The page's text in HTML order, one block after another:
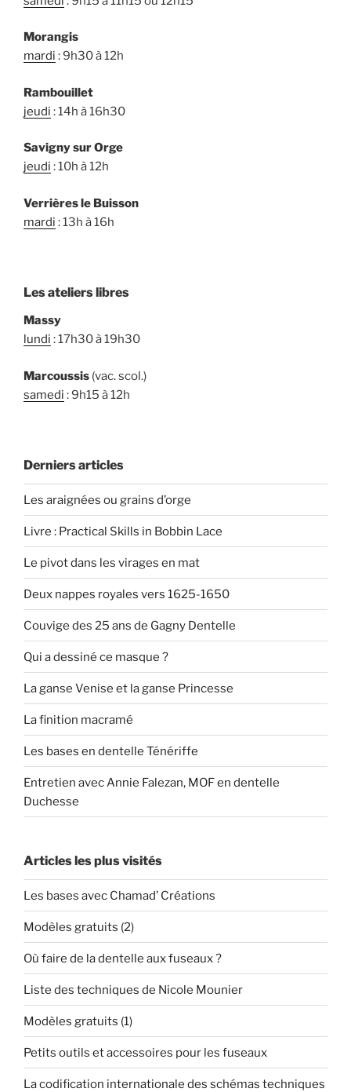
Morangis
mardi : 9h30 à 12h
Rambouillet
jeudi : 14h à 16h30
Savigny sur Orge
jeudi : 10h à 12h
Verrières le Buisson
mardi : 13h à 16h
Les ateliers libres
Massy
lundi : 17h30 à 19h30
Marcoussis (vac. scol.)
samedi : 9h15 à 12h
Derniers articles
Les araignées ou grains d’orge
Livre : Practical Skills in Bobbin Lace
Le pivot dans les virages en mat
Deux nappes royales vers 1625-1650
Couvige des 25 ans de Gagny Dentelle
Qui a dessiné ce masque ?
La ganse Venise et la ganse Princesse
La finition macramé
Les bases en dentelle Ténériffe
Entretien avec Annie Falezan, MOF en dentelle
Duchesse
Articles les plus visités
Les bases avec Chamad’ Créations
Modèles gratuits (2)
Où faire de la dentelle aux fuseaux ?
Liste des techniques de Nicole Mounier
Modèles gratuits (1)
Petits outils et accessoires pour les fuseaux
La codification internationale des schémas techniques